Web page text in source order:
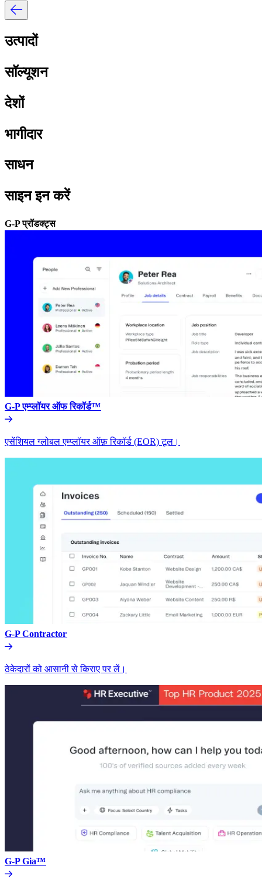
उत्पादों​​
सॉल्यूशन​​
देशों​​
भागीदार​​
साधन​​
साइन इन करें​​
G-P प्रॉडक्ट्स​​
G-P एम्प्लॉयर ऑफ रिकॉर्ड™​​
एसेंशियल ग्लोबल एम्प्लॉयर ऑफ़ रिकॉर्ड (EOR) टूल।​​
G-P Contractor​​
ठेकेदारों को आसानी से किराए पर लें।​​
G-P Gia™​​